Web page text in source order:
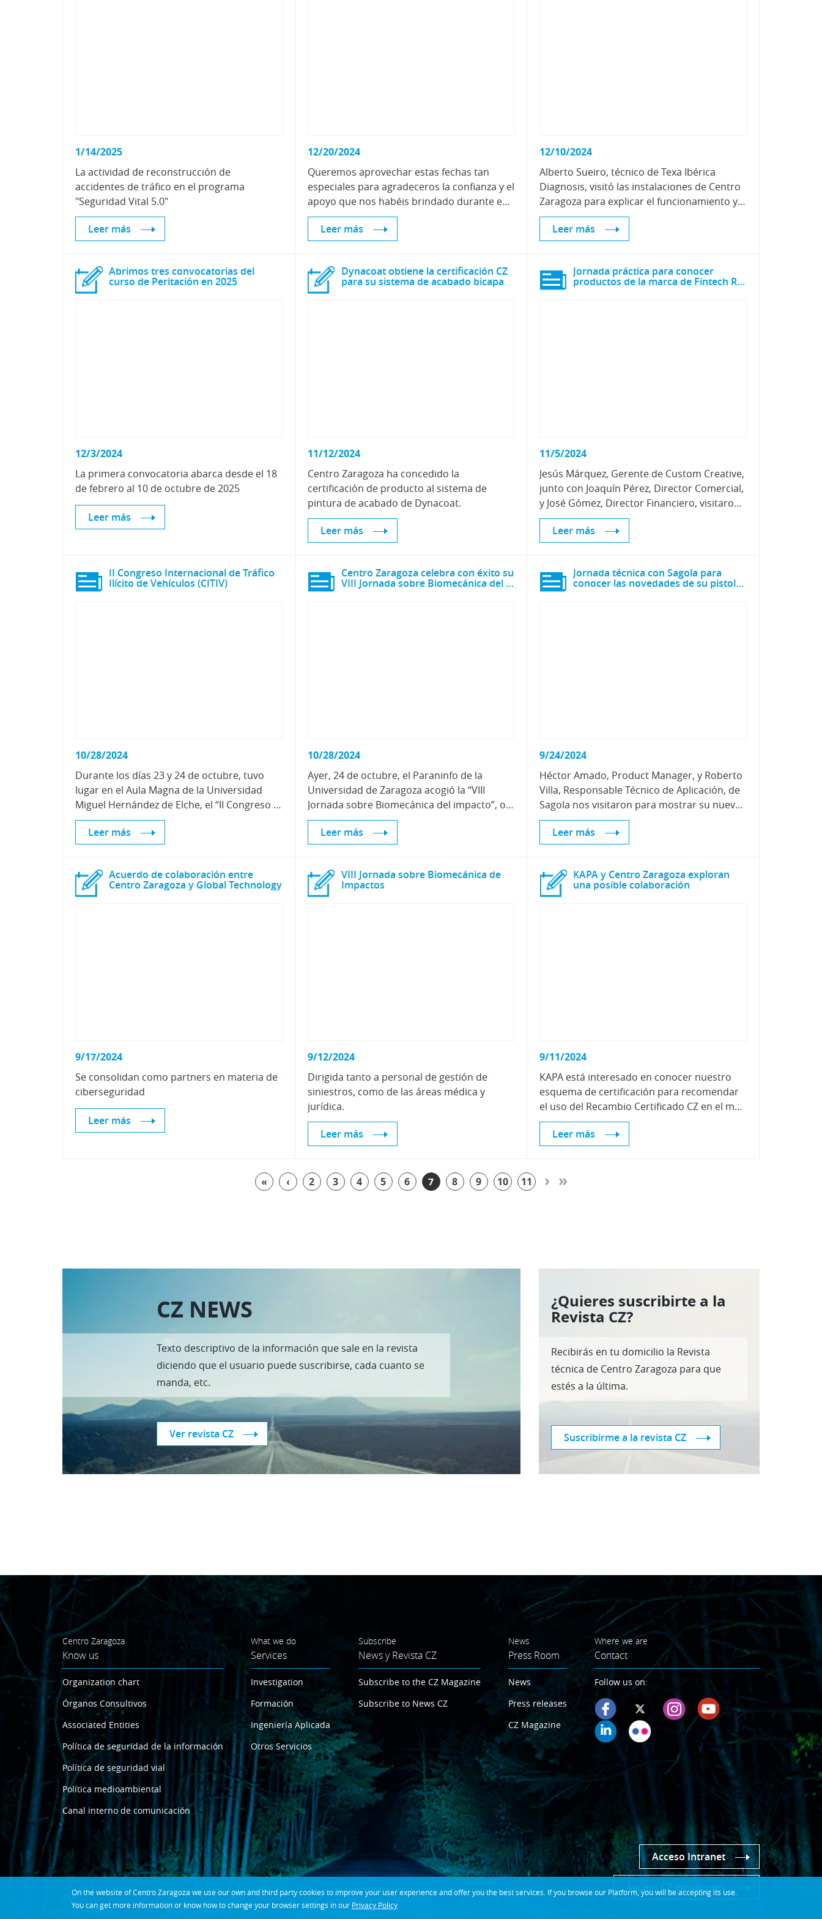
On the website of Centro Zaragoza we use our own and third party cookies to improve your user experience and offer you the best services. If you browse our Platform, you will be accepting its use.
You can get more information or know how to change your browser settings in our Privacy Policy
1/14/2025
La actividad de reconstrucción de
accidentes de tráfico en el programa
"Seguridad Vital 5.0"
Leer más
12/20/2024
Queremos aprovechar estas fechas tan
especiales para agradeceros la confianza y el
apoyo que nos habéis brindado durante este año.
Leer más
12/10/2024
Alberto Sueiro, técnico de Texa Ibérica
Diagnosis, visitó las instalaciones de Centro
Zaragoza para explicar el funcionamiento y características de su nuevo equipo RCCS 3 EVO para la calibración de cámaras, radares, lidars y sensores, junto con el nuevo software para la diagnosis IDC 6.
Leer más
Abrimos tres convocatorias del
curso de Peritación en 2025
12/3/2024
La primera convocatoria abarca desde el 18
defebrero al 10 de octubre de2025
Leer más
Dynacoat obtiene la certificación CZ
para su sistema de acabado bicapa
11/12/2024
Centro Zaragoza ha concedido la
certificación de producto al sistema de
pintura de acabado de Dynacoat.
Leer más
Jornada práctica para conocer
productos de la marca de Fintech Refinish de Custom Creative
11/5/2024
Jesús Márquez, Gerente de Custom Creative,
junto con Joaquín Pérez, Director Comercial,
y José Gómez, Director Financiero, visitaron las instalaciones de Centro Zaragoza para presentarnos algunos de los productos de su marca Fintech Refinish.
Leer más
II Congreso Internacional de Tráfico
Ilícito de Vehículos (CITIV)
10/28/2024
Durante los días 23 y 24 de octubre, tuvo
lugar en el Aula Magna de la Universidad
Miguel Hernández de Elche, el “II Congreso Internacional de Tráfico Ilícito de Vehículos (CITIV)” organizado por la asociación de policías “Tools For Cops (T4C)”, como parte del programa de formación nacional que coordina esta asociación.
Leer más
Centro Zaragoza celebra con éxito su
VIII Jornada sobre Biomecánica del Impacto
10/28/2024
Ayer, 24 de octubre, el Paraninfo de la
Universidad de Zaragoza acogió la “VIII
Jornada sobre Biomecánica del impacto”, organizada por Centro Zaragoza.
Leer más
Jornada técnica con Sagola para
conocer las novedades de su pistola Sagola 4600
9/24/2024
Héctor Amado, Product Manager, y Roberto
Villa, Responsable Técnico de Aplicación, de
Sagola nos visitaron para mostrar su nueva Sagola 4600, una mejora de su mejor pistola.
Leer más
Acuerdo de colaboración entre
Centro Zaragoza y Global Technology
9/17/2024
Se consolidan como partners en materia de
ciberseguridad
Leer más
VIII Jornada sobre Biomecánica de
Impactos
9/12/2024
Dirigida tanto a personal de gestión de
siniestros, como de las áreas médica y
jurídica.
Leer más
KAPA y Centro Zaragoza exploran
una posible colaboración
9/11/2024
KAPA está interesado en conocer nuestro
esquema de certificación para recomendar
el uso del Recambio Certificado CZ en el mercado coreano.
Leer más
« ‹ 2 3 4 5 6 7 8 9 10 11 › »
CZ NEWS
Texto descriptivo de la información que sale en la revista
diciendo que el usuario puede suscribirse, cada cuanto se
manda, etc.
Ver revista CZ
¿Quieres suscribirte a la
Revista CZ?
Recibirás en tu domicilio la Revista
técnica de Centro Zaragoza para que
estés a la última.
Suscribirme a la revista CZ
Centro Zaragoza
Know us
Organization chart
Órganos Consultivos
Associated Entities
Política de seguridad de la información
Política de seguridad vial
Política medioambiental
Canal interno de comunicación
What we do
Services
Investigation
Formación
Ingeniería Aplicada
Otros Servicios
Subscribe
News y Revista CZ
Subscribe to the CZ Magazine
Subscribe to News CZ
News
Press Room
News
Press releases
CZ Magazine
Where we are
Contact
Follow us on:
Acceso Intranet
Access CZ employees